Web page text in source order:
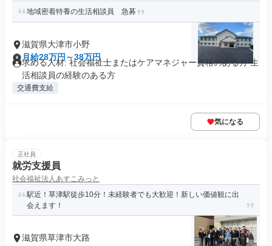
地域密着特養の生活相談員 急募
滋賀県大津市小野
月給28万円～38万円
求める人材: 社会福祉士またはケアマネジャー資格のある方 生
活相談員の経験のある方
交通費支給
気になる
正社員
就労支援員
社会福祉法人あすこみっと
駅近！草津駅徒歩10分！未経験者でも大歓迎！新しい価値観に出
会えます！
滋賀県草津市大路